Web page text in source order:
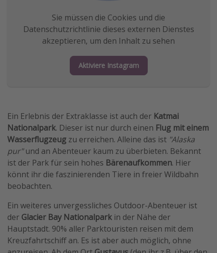
Sie müssen die Cookies und die
Datenschutzrichtlinie dieses externen Dienstes
akzeptieren, um den Inhalt zu sehen
Aktiviere Instagram
Ein Erlebnis der Extraklasse ist auch der Katmai
Nationalpark. Dieser ist nur durch einen Flug mit einem
Wasserflugzeug zu erreichen. Alleine das ist "Alaska
pur"und an Abenteuer kaum zu überbieten. Bekannt
ist der Park für sein hohes Bärenaufkommen. Hier
könnt ihr die faszinierenden Tiere in freier Wildbahn
beobachten.
Ein weiteres unvergessliches Outdoor-Abenteuer ist
der Glacier Bay Nationalpark in der Nähe der
Hauptstadt. 90% aller Parktouristen reisen mit dem
Kreuzfahrtschiff an. Es ist aber auch möglich, ohne